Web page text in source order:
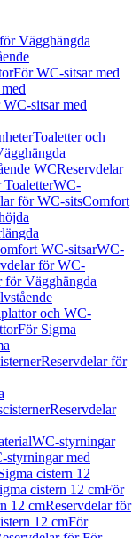
Vägghängda
För WC-sitsar med
WC-sitsar med
Toaletter och
WCReservdelar
ToaletterWC-
för WC-sitsComfort
WC-sitsarWC-
för WC-
för Vägghängda
och WC-
För Sigma
Reservdelar för
Reservdelar
WC-styrningar
styrningar med
cistern 12
cistern 12 cmFör
12 cmReservdelar för
12 cmFör